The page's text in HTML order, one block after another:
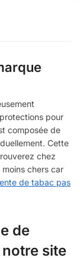
pour
composée de
Cette
chez
chers car
de tabac pas
de
site